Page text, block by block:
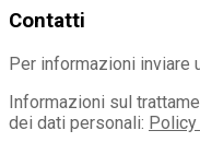
Contatti
Per informazioni inviare
Informazioni sul
dei dati personali: